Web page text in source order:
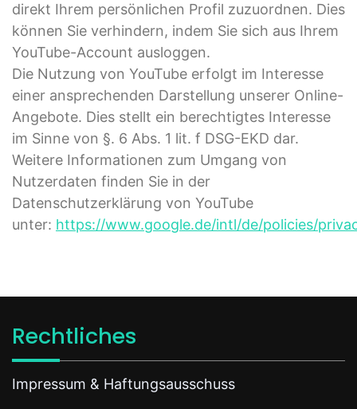
direkt Ihrem persönlichen Profil zuzuordnen. Dies
können Sie verhindern, indem Sie sich aus Ihrem
YouTube-Account ausloggen.
Die Nutzung von YouTube erfolgt im Interesse
einer ansprechenden Darstellung unserer Online-
Angebote. Dies stellt ein berechtigtes Interesse
im Sinne von §. 6 Abs. 1 lit. f DSG-EKD dar.
Weitere Informationen zum Umgang von
Nutzerdaten finden Sie in der
Datenschutzerklärung von YouTube
unter: https://www.google.de/intl/de/policies/
Rechtliches
Impressum & Haftungsausschuss